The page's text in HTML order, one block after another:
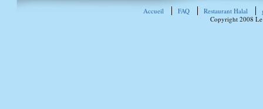
Accueil FAQ Restaurant Halal
Copyright 2008